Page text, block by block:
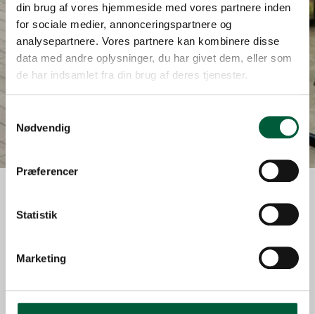
din brug af vores hjemmeside med vores partnere inden
for sociale medier, annonceringspartnere og
analysepartnere. Vores partnere kan kombinere disse
data med andre oplysninger, du har givet dem, eller som
de har indsamlet fra din brug af deres tjenester.
Nødvendig
Præferencer
Statistik
Marketing
Filtre Kort